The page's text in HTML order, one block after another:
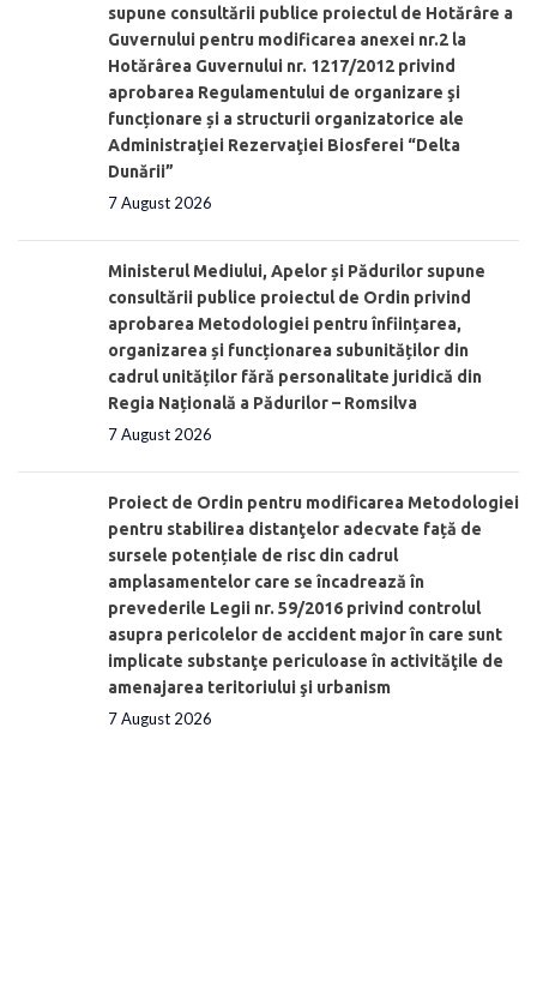
supune consultării publice proiectul de Hotărâre a
Guvernului pentru modificarea anexei nr.2 la
Hotărârea Guvernului nr. 1217/2012 privind
aprobarea Regulamentului de organizare şi
funcționare și a structurii organizatorice ale
Administraţiei Rezervaţiei Biosferei “Delta
Dunării”
7 August 2026
Ministerul Mediului, Apelor și Pădurilor supune
consultării publice proiectul de Ordin privind
aprobarea Metodologiei pentru înființarea,
organizarea și funcționarea subunităților din
cadrul unităților fără personalitate juridică din
Regia Națională a Pădurilor – Romsilva
7 August 2026
Proiect de Ordin pentru modificarea Metodologiei
pentru stabilirea distanţelor adecvate față de
sursele potențiale de risc din cadrul
amplasamentelor care se încadrează în
prevederile Legii nr. 59/2016 privind controlul
asupra pericolelor de accident major în care sunt
implicate substanţe periculoase în activităţile de
amenajarea teritoriului şi urbanism
7 August 2026